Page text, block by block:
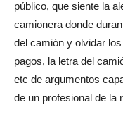
público, que siente la
camionera donde
del camión y olvidar
pagos, la letra del
etc de argumentos
de un profesional de la